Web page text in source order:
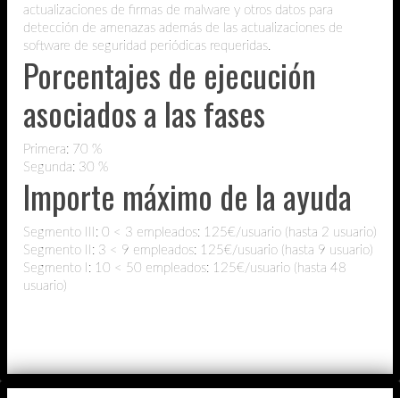
actualizaciones de firmas de malware y otros datos para
detección de amenazas además de las actualizaciones de
software de seguridad periódicas requeridas.
Porcentajes de ejecución
asociados a las fases
Primera: 70 %
Segunda: 30 %
Importe máximo de la ayuda
Segmento III: 0 < 3 empleados: 125€/usuario (hasta 2 usuario)
Segmento II: 3 < 9 empleados: 125€/usuario (hasta 9 usuario)
Segmento I: 10 < 50 empleados: 125€/usuario (hasta 48
usuario)